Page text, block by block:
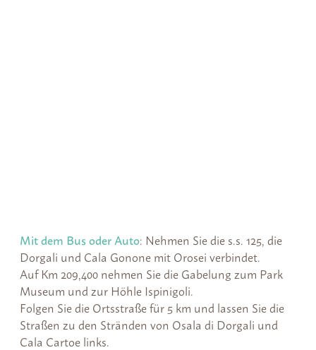
Mit dem Bus oder Auto: Nehmen Sie die s.s. 125, die
Dorgali und Cala Gonone mit Orosei verbindet.
Auf Km 209,400 nehmen Sie die Gabelung zum Park
Museum und zur Höhle Ispinigoli.
Folgen Sie die Ortsstraße für 5 km und lassen Sie die
Straßen zu den Stränden von Osala di Dorgali und
Cala Cartoe links.